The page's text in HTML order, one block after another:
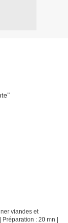
viandes et
: 20 mn |